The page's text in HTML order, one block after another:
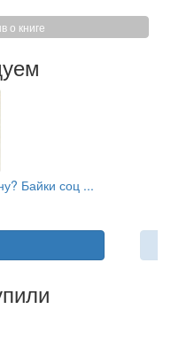
о книге
Байки соц ...